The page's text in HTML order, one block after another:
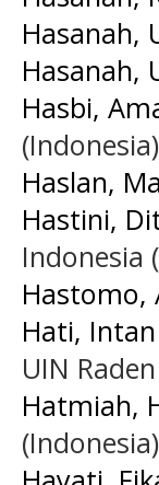
Hasanah,
Hasanah,
Hasbi,
(Indonesia)
Haslan,
Hastini,
Indonesia
Hastomo,
Hati,
UIN
Hatmiah,
(Indonesia)